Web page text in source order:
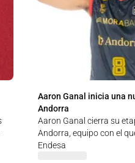
Aaron Ganal inicia una
Andorra
Aaron Ganal cierra su
Andorra, equipo con el
Endesa